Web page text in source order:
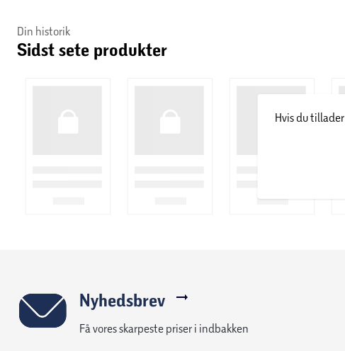
1x Nøglering
1x Samlerguide/brugervejledning
Din historik
Sidst sete produkter
Hvis du
Nyhedsbrev
Få vores skarpeste priser i indbakken